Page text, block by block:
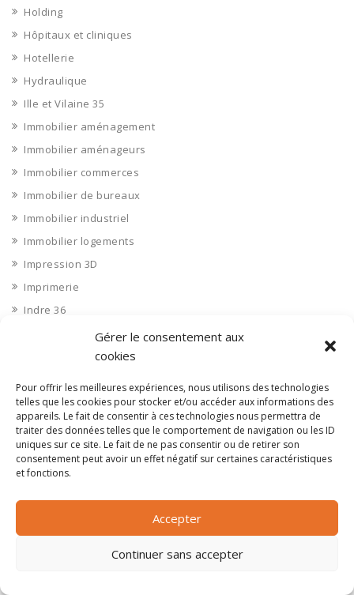
Gérer le consentement aux
cookies
Pour offrir les meilleures expériences, nous utilisons des technologies
telles que les cookies pour stocker et/ou accéder aux informations des
appareils. Le fait de consentir à ces technologies nous permettra de
traiter des données telles que le comportement de navigation ou les ID
uniques sur ce site. Le fait de ne pas consentir ou de retirer son
consentement peut avoir un effet négatif sur certaines caractéristiques
et fonctions.
Accepter
Continuer sans accepter
Holding
Hôpitaux et cliniques
Hotellerie
Hydraulique
Ille et Vilaine 35
Immobilier aménagement
Immobilier aménageurs
Immobilier commerces
Immobilier de bureaux
Immobilier industriel
Immobilier logements
Impression 3D
Imprimerie
Indre 36
Indre et Loire 37
Industrie agroalimentaire
Industrie divers
INDUSTRIE DIVERS : Autres industries
Industrie diverse
Industrie du bois
Industrie papier et carton
Industrie pharmaceutique
Ingénierie et bureau d'étude